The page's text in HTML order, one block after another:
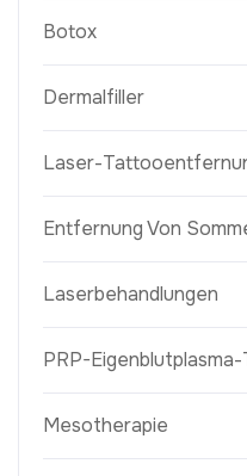
Botox
Dermalfiller
Laser-
Entfernung Von
Laserbehandlungen
PRP-
Mesotherapie